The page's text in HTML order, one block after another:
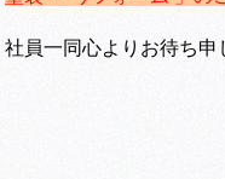
社員一同心よりお待ち申